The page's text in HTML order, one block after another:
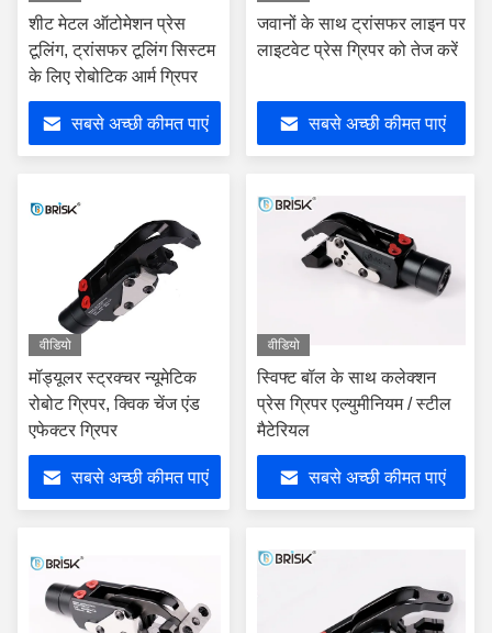
शीट मेटल ऑटोमेशन प्रेस
टूलिंग, ट्रांसफर टूलिंग सिस्टम
के लिए रोबोटिक आर्म ग्रिपर
सबसे अच्छी कीमत पाएं
जवानों के साथ ट्रांसफर लाइन पर
लाइटवेट प्रेस ग्रिपर को तेज करें
सबसे अच्छी कीमत पाएं
वीडियो
मॉड्यूलर स्ट्रक्चर न्यूमेटिक
रोबोट ग्रिपर, क्विक चेंज एंड
एफेक्टर ग्रिपर
सबसे अच्छी कीमत पाएं
वीडियो
स्विफ्ट बॉल के साथ कलेक्शन
प्रेस ग्रिपर एल्युमीनियम / स्टील
मैटेरियल
सबसे अच्छी कीमत पाएं